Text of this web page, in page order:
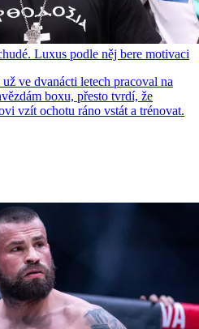
Luxus podle něj bere motivaci
ve dvanácti letech pracoval na
boxu, přesto tvrdí, že
vzít ochotu ráno vstát a trénovat.